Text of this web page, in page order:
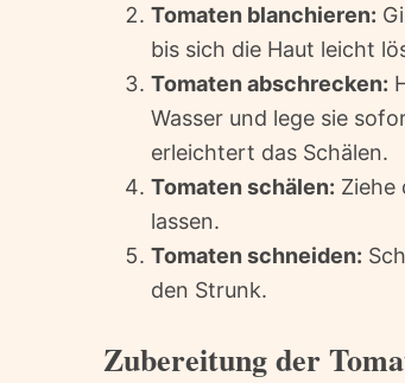
Tomaten blanchieren:
bis sich die Haut leicht
Tomaten abschrecken:
Wasser und lege sie
erleichtert das Schälen.
Tomaten schälen: Ziehe
lassen.
Tomaten schneiden:
den Strunk.
Zubereitung der